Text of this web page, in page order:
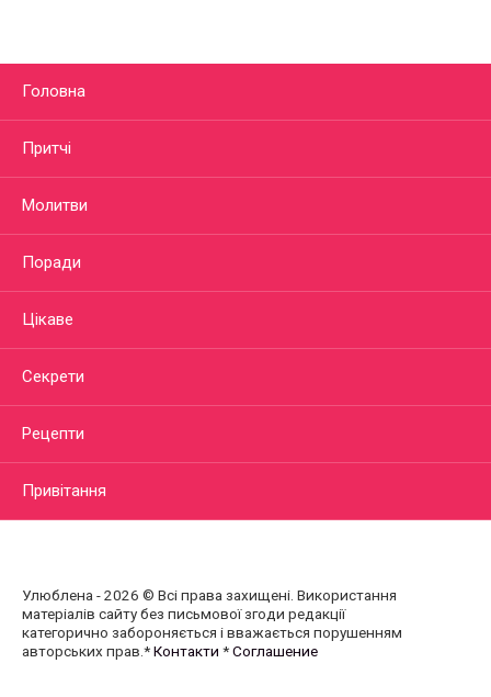
Головна
Притчі
Молитви
Поради
Цікаве
Секрети
Рецепти
Привітання
Улюблена - 2026 © Всі права захищені. Використання
матеріалів сайту без письмової згоди редакції
категорично забороняється і вважається порушенням
авторських прав.*Контакти *Соглашение